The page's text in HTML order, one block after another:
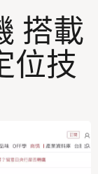
搭載
位技